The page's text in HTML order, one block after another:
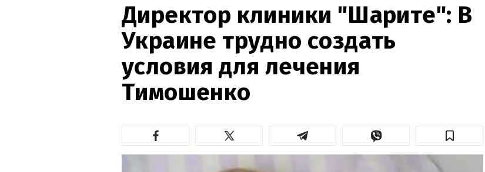
Директор клиники "Шарите": В
Украине трудно создать
условия для лечения
Тимошенко